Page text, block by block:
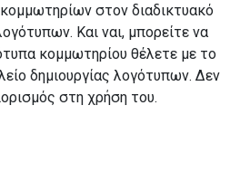
στον διαδικτυακό
Και ναι, μπορείτε να
κομμωτηρίου θέλετε με το
δημιουργίας λογότυπων. Δεν
στη χρήση του.